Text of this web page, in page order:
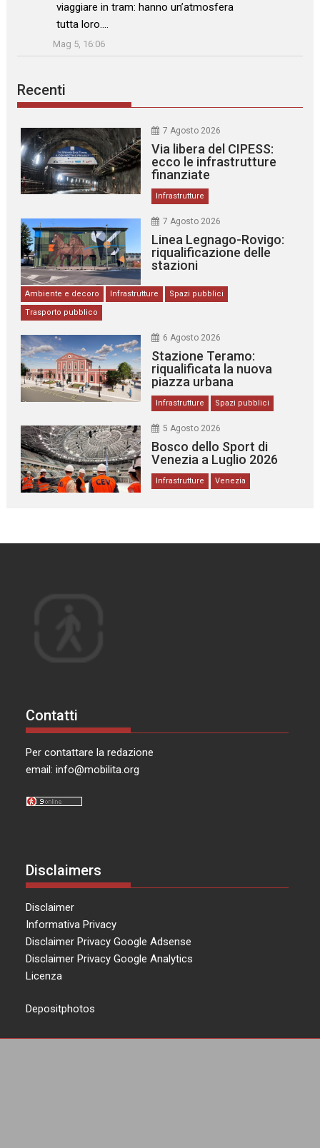
viaggiare in tram: hanno un’atmosfera
tutta loro.…
”
Mag 5, 16:06
Recenti
7 Agosto 2026
Via libera del CIPESS:
ecco le infrastrutture
finanziate
Infrastrutture
7 Agosto 2026
Linea Legnago-Rovigo:
riqualificazione delle
stazioni
Ambiente e decoro Infrastrutture
Spazi pubblici
Trasporto pubblico
6 Agosto 2026
Stazione Teramo:
riqualificata la nuova
piazza urbana
Infrastrutture Spazi pubblici
5 Agosto 2026
Bosco dello Sport di
Venezia a Luglio 2026
Infrastrutture Venezia
Contatti
Per contattare la redazione
email:info@mobilita.org
Disclaimers
Disclaimer
Informativa Privacy
Disclaimer Privacy Google Adsense
Disclaimer Privacy Google Analytics
Licenza
Depositphotos